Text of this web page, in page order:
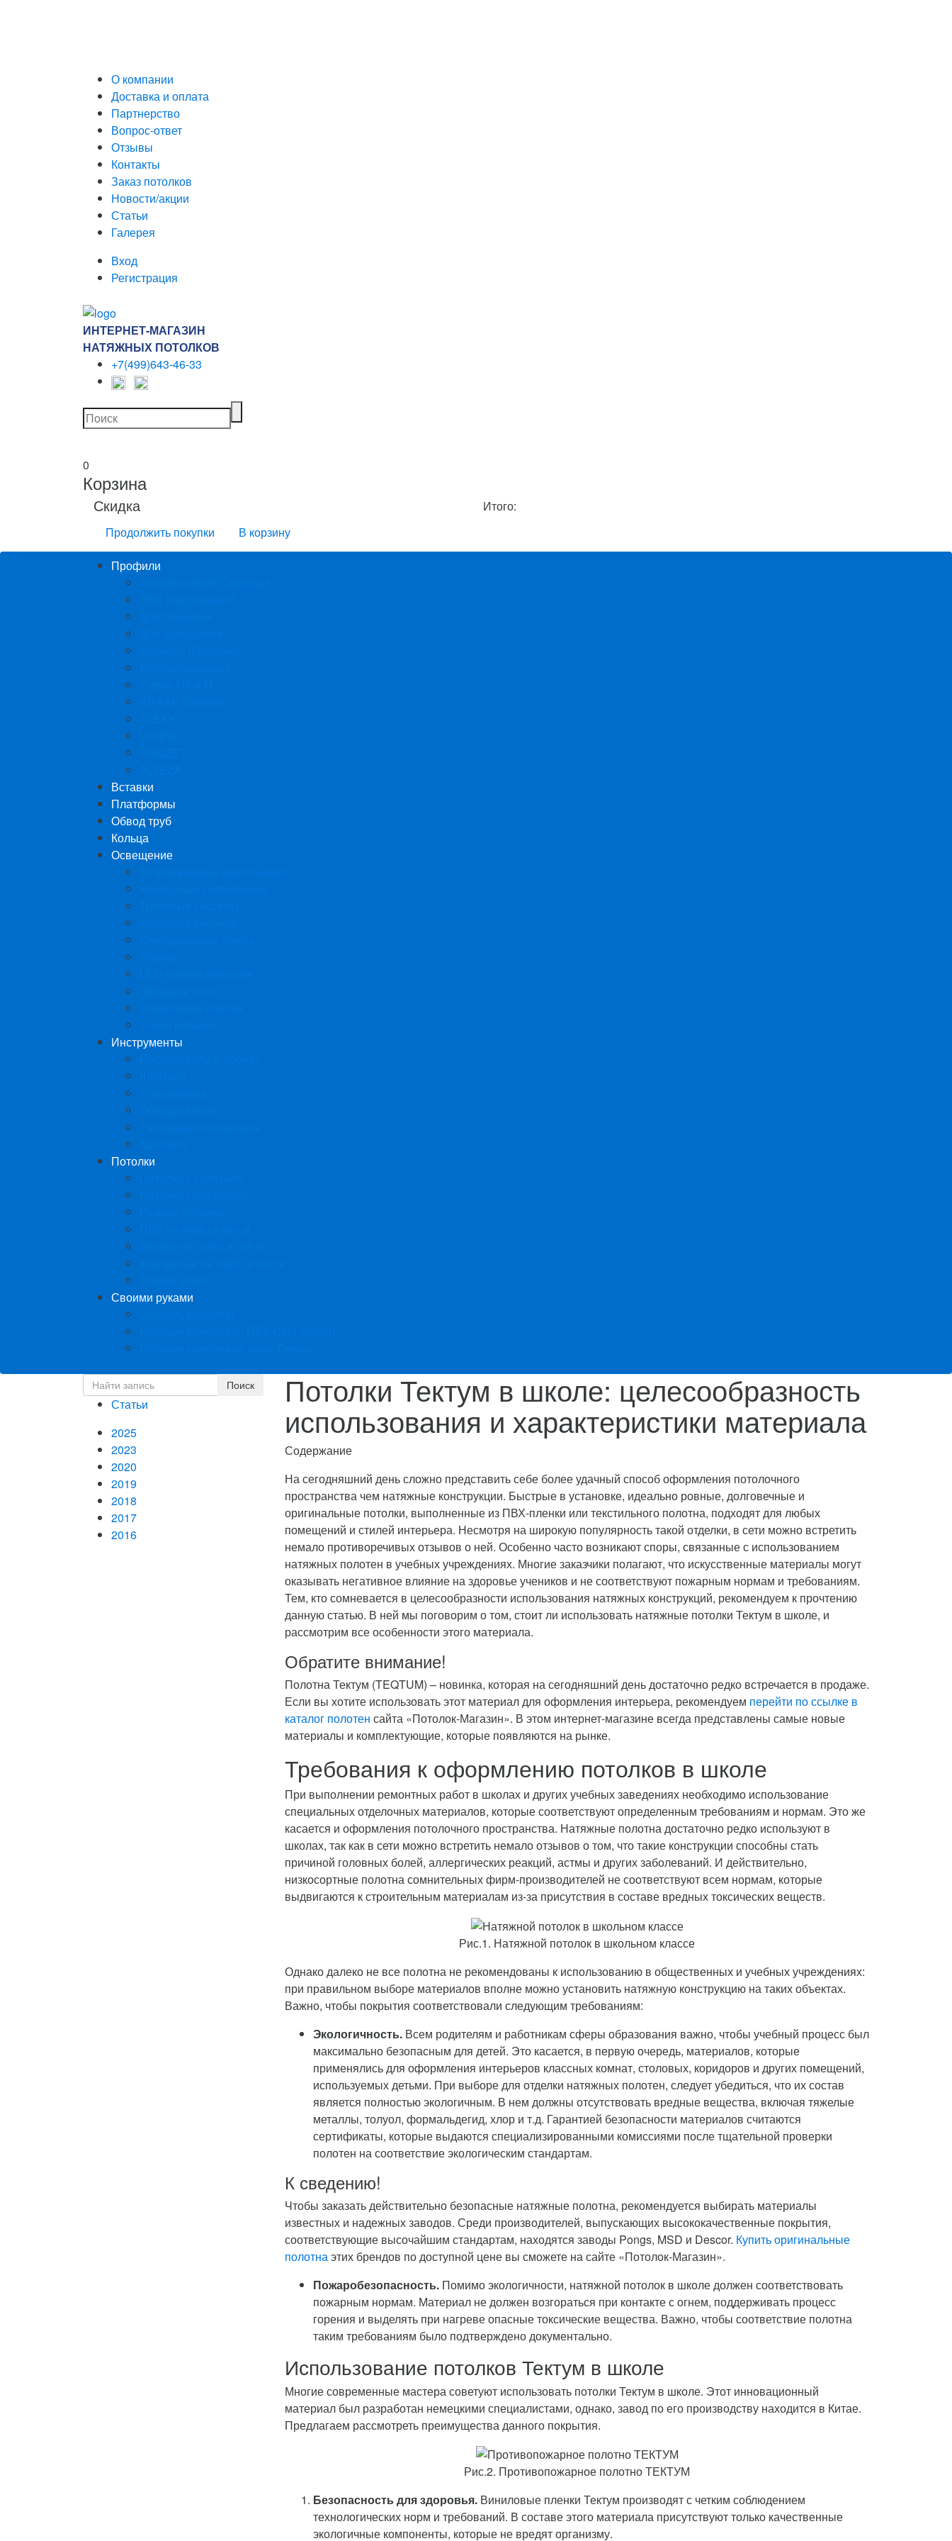
О компании
Доставка и оплата
Партнерство
Вопрос-ответ
Отзывы
Контакты
Заказ потолков
Новости/акции
Статьи
Галерея
Вход
Регистрация
ИНТЕРНЕТ-МАГАЗИН
НАТЯЖНЫХ ПОТОЛКОВ
+7(499)643-46-33
0
Корзина
Скидка
Итого:
Продолжить покупки
В корзину
Профили
Вставки
Платформы
Обвод труб
Кольца
Освещение
Инструменты
Потолки
Своими руками
Статьи
2025
2023
2020
2019
2018
2017
2016
Потолки Тектум в школе: целесообразность
использования и характеристики материала
Содержание
На сегодняшний день сложно представить себе более удачный способ оформления потолочного
пространства чем натяжные конструкции. Быстрые в установке, идеально ровные, долговечные и
оригинальные потолки, выполненные из ПВХ-пленки или текстильного полотна, подходят для любых
помещений и стилей интерьера. Несмотря на широкую популярность такой отделки, в сети можно встретить
немало противоречивых отзывов о ней. Особенно часто возникают споры, связанные с использованием
натяжных полотен в учебных учреждениях. Многие заказчики полагают, что искусственные материалы могут
оказывать негативное влияние на здоровье учеников и не соответствуют пожарным нормам и требованиям.
Тем, кто сомневается в целесообразности использования натяжных конструкций, рекомендуем к прочтению
данную статью. В ней мы поговорим о том, стоит ли использовать натяжные потолки Тектум в школе, и
рассмотрим все особенности этого материала.
Обратите внимание!
Полотна Тектум (TEQTUM) – новинка, которая на сегодняшний день достаточно редко встречается в продаже.
Если вы хотите использовать этот материал для оформления интерьера, рекомендуем перейти по ссылке в
каталог полотен сайта «Потолок-Магазин». В этом интернет-магазине всегда представлены самые новые
материалы и комплектующие, которые появляются на рынке.
Требования к оформлению потолков в школе
При выполнении ремонтных работ в школах и других учебных заведениях необходимо использование
специальных отделочных материалов, которые соответствуют определенным требованиям и нормам. Это же
касается и оформления потолочного пространства. Натяжные полотна достаточно редко используют в
школах, так как в сети можно встретить немало отзывов о том, что такие конструкции способны стать
причиной головных болей, аллергических реакций, астмы и других заболеваний. И действительно,
низкосортные полотна сомнительных фирм-производителей не соответствуют всем нормам, которые
выдвигаются к строительным материалам из-за присутствия в составе вредных токсических веществ.
Рис.1. Натяжной потолок в школьном классе
Однако далеко не все полотна не рекомендованы к использованию в общественных и учебных учреждениях:
при правильном выборе материалов вполне можно установить натяжную конструкцию на таких объектах.
Важно, чтобы покрытия соответствовали следующим требованиям:
Экологичность. Всем родителям и работникам сферы образования важно, чтобы учебный процесс был
максимально безопасным для детей. Это касается, в первую очередь, материалов, которые
применялись для оформления интерьеров классных комнат, столовых, коридоров и других помещений,
используемых детьми. При выборе для отделки натяжных полотен, следует убедиться, что их состав
является полностью экологичным. В нем должны отсутствовать вредные вещества, включая тяжелые
металлы, толуол, формальдегид, хлор и т.д. Гарантией безопасности материалов считаются
сертификаты, которые выдаются специализированными комиссиями после тщательной проверки
полотен на соответствие экологическим стандартам.
К сведению!
Чтобы заказать действительно безопасные натяжные полотна, рекомендуется выбирать материалы
известных и надежных заводов. Среди производителей, выпускающих высококачественные покрытия,
соответствующие высочайшим стандартам, находятся заводы Pongs, MSD и Descor. Купить оригинальные
полотнаэтих брендов по доступной цене вы сможете на сайте «Потолок-Магазин».
Пожаробезопасность. Помимо экологичности, натяжной потолок в школе должен соответствовать
пожарным нормам. Материал не должен возгораться при контакте с огнем, поддерживать процесс
горения и выделять при нагреве опасные токсические вещества. Важно, чтобы соответствие полотна
таким требованиям было подтверждено документально.
Использование потолков Тектум в школе
Многие современные мастера советуют использовать потолки Тектум в школе. Этот инновационный
материал был разработан немецкими специалистами, однако, завод по его производству находится в Китае.
Предлагаем рассмотреть преимущества данного покрытия.
Рис.2. Противопожарное полотно ТЕКТУМ
Безопасность для здоровья. Виниловые пленки Тектум производят с четким соблюдением
технологических норм и требований. В составе этого материала присутствуют только качественные
экологичные компоненты, которые не вредят организму.